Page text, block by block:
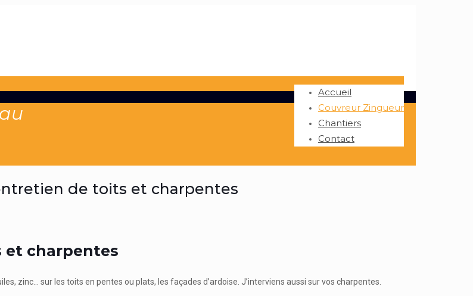
Accueil
Couvreur Zingueur
Chantiers
Contact
de toits et charpentes
et charpentes
zinc… sur les toits en pentes ou plats, les façades d’ardoise. J’interviens aussi sur vos charpentes.